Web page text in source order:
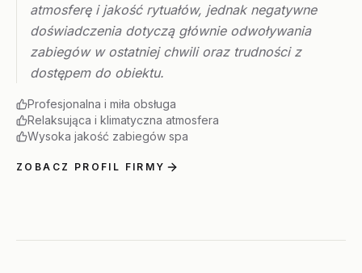
atmosferę i jakość rytuałów, jednak negatywne
doświadczenia dotyczą głównie odwoływania
zabiegów w ostatniej chwili oraz trudności z
dostępem do obiektu.
Profesjonalna i miła obsługa
Relaksująca i klimatyczna atmosfera
Wysoka jakość zabiegów spa
ZOBACZ PROFIL FIRMY